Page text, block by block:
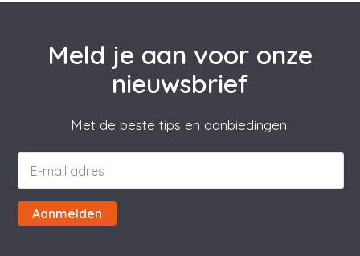
Meld je aan voor onze
nieuwsbrief
Met de beste tips en aanbiedingen.
Aanmelden